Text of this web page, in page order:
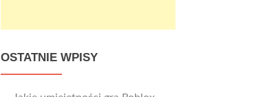
OSTATNIE WPISY